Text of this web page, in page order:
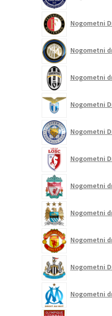
Nogometni
Nogometni
Nogometni
Nogometni
Nogometni
Nogometni
Nogometni
Nogometni
Nogometni
Nogometni
Nogometni